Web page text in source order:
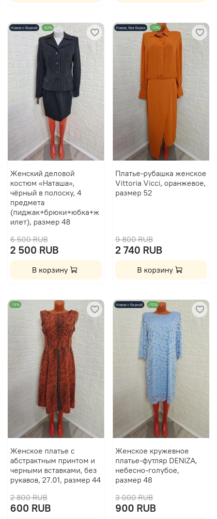
Новое с биркой -62%
Женский деловой
костюм «Наташа»,
чёрный в полоску, 4
предмета
(пиджак+брюки+юбка+ж
илет), размер 48
6 500 RUB
2 500 RUB
В корзину
Новое, без бирки -72%
Платье-рубашка женское
Vittoria Vicci, оранжевое,
размер 52
9 800 RUB
2 740 RUB
В корзину
-79%
Женское платье с
абстрактным принтом и
черными вставками, без
рукавов, 27.01, размер 44
2 800 RUB
600 RUB
Новое с биркой -70%
Женское кружевное
платье-футляр DENIZA,
небесно-голубое,
размер 48
3 000 RUB
900 RUB